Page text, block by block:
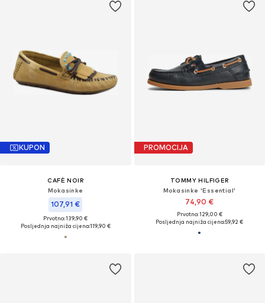
KUPON
CAFÈ NOIR
Mokasinke
107,91 €
Prvotno: 139,90 €
Posljednja najniža cijena:119,90 €
PROMOCIJA
TOMMY HILFIGER
Mokasinke 'Essential'
74,90 €
Prvotno: 129,00 €
Posljednja najniža cijena:59,92 €